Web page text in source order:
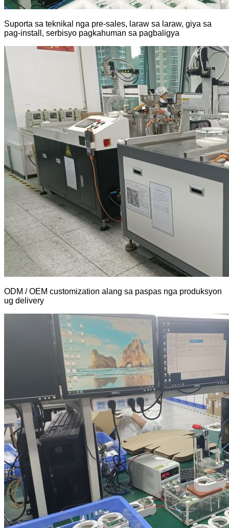
Suporta sa teknikal nga pre-sales, laraw sa laraw, giya sa
pag-install, serbisyo pagkahuman sa pagbaligya
ODM / OEM customization alang sa paspas nga produksyon
ug delivery